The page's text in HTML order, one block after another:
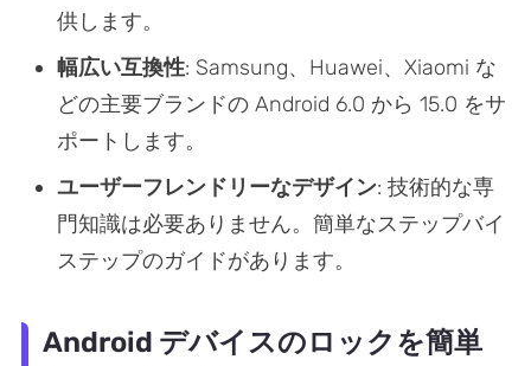
供します。
幅広い互換性: Samsung、Huawei、Xiaomi な
どの主要ブランドの Android 6.0 から 15.0 をサ
ポートします。
ユーザーフレンドリーなデザイン: 技術的な専
門知識は必要ありません。簡単なステップバイ
ステップのガイドがあります。
Android デバイスのロックを簡単